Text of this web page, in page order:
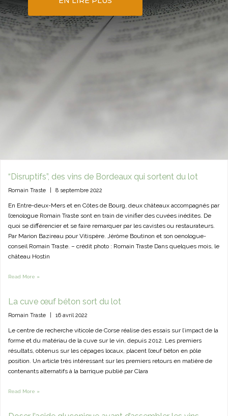
romain traste, oenologue, consultant en
oenologie, winemaker, master en
“Disruptifs”, des vins de Bordeaux qui sortent du lot
Romain Traste 8 septembre 2022
En Entre-deux-Mers et en Côtes de Bourg, deux châteaux accompagnés par
l’œnologue Romain Traste sont en train de vinifier des cuvées inédites. De
quoi se différencier et se faire remarquer par les cavistes ou restaurateurs.
Par Marion Bazireau pour Vitispère. Jérôme Boutinon et son oenologue-
conseil Romain Traste. – crédit photo : Romain Traste Dans quelques mois, le
château Hostin
Read More »
La cuve œuf béton sort du lot
Romain Traste 16 avril 2022
Le centre de recherche viticole de Corse réalise des essais sur l’impact de la
forme et du matériau de la cuve sur le vin, depuis 2012. Les premiers
résultats, obtenus sur les cépages locaux, placent l’œuf béton en pôle
position. Un article très intéressant sur les premiers retours en matière de
contenants alternatifs à la barrique publié par Clara
Read More »